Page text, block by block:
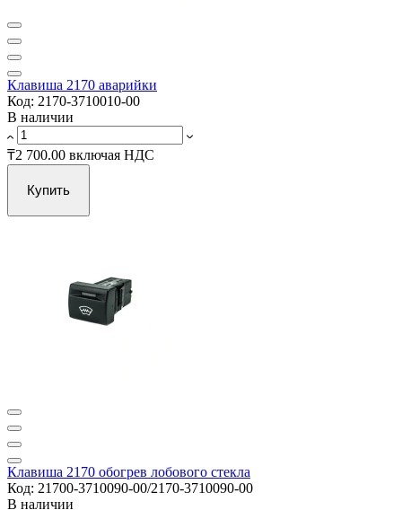
Клавиша 2170 аварийки
Код: 2170-3710010-00
В наличии
₸2 700.00 включая НДС
Купить
Клавиша 2170 обогрев лобового стекла
Код: 21700-3710090-00/2170-3710090-00
В наличии